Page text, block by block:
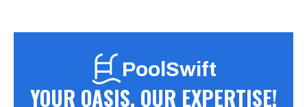
PoolSwift
YOUR OASIS, OUR EXPERTISE!